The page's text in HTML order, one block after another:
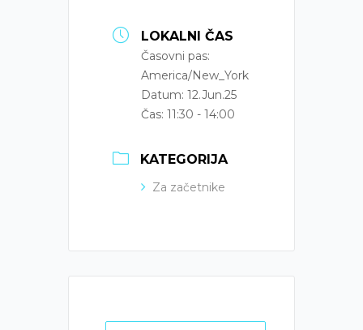
LOKALNI ČAS
Časovni pas:
America/New_York
Datum: 12.Jun.25
Čas: 11:30 - 14:00
KATEGORIJA
Za začetnike